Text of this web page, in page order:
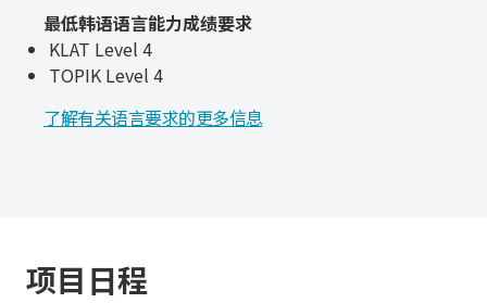
最低韩语语言能力成绩要求
KLAT Level 4
TOPIK Level 4
了解有关语言要求的更多信息
项目日程